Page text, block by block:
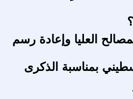
العليا وإعادة رسم
بمناسبة الذكرى